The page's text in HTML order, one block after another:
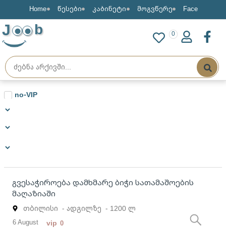
Home წესები კაბინეტი მოგვწერე Face
J b 0
დასაქმების საიტი, სადაც ნებისმიერს შეუძლია უფასოდ
no-VIP
გვესაჭიროება დამხმარე ბიჭი სათამაშოების
მაღაზიაში
თბილისი - ადგილზე - 1200 ლ
6 August vip 0